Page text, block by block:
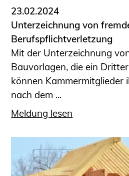
23.02.2024
Unterzeichnung von
Berufspflichtverletzung
Mit der Unterzeichnung
Bauvorlagen, die ein
können Kammermitglieder
nach dem ...
Meldung lesen